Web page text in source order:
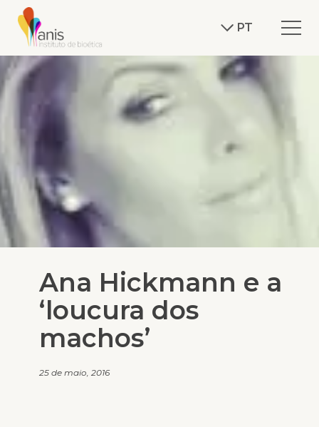
PT
Ana Hickmann e a
‘loucura dos
machos’
25 de maio, 2016